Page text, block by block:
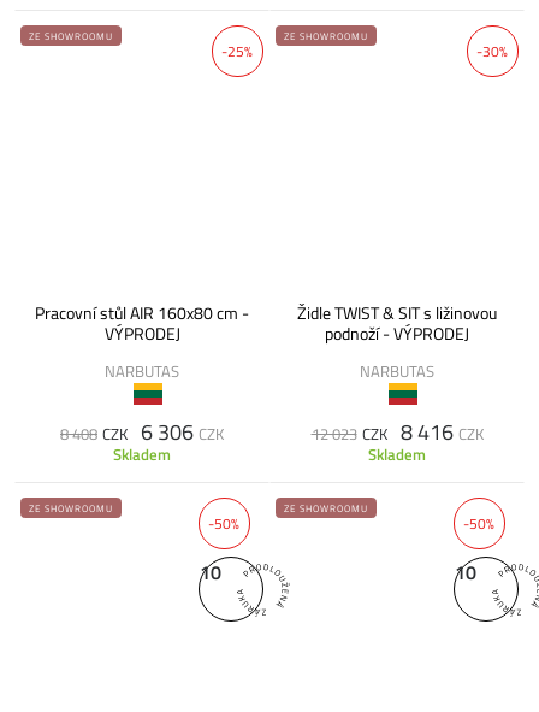
-25%
ZE SHOWROOMU
Pracovní stůl AIR 160x80 cm -
VÝPRODEJ
NARBUTAS
8 408 CZK 6 306 CZK
Skladem
-30%
ZE SHOWROOMU
Židle TWIST & SIT s ližinovou
podnoží - VÝPRODEJ
NARBUTAS
12 023 CZK 8 416 CZK
Skladem
-50%
10
ZE SHOWROOMU
-50%
10
ZE SHOWROOMU